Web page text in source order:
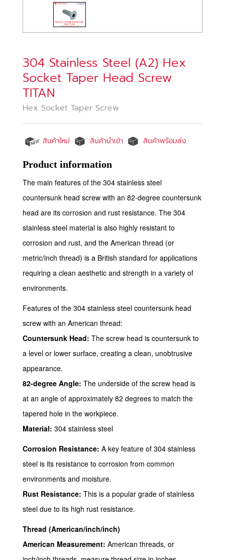
304 Stainless Steel (A2) Hex
Socket Taper Head Screw
TITAN
Hex Socket Taper Screw
สินค้าใหม่ สินค้านำเข้า สินค้าพร้อมส่ง
Product information
The main features of the 304 stainless steel
countersunk head screw with an 82-degree countersunk
head are its corrosion and rust resistance. The 304
stainless steel material is also highly resistant to
corrosion and rust, and the American thread (or
metric/inch thread) is a British standard for applications
requiring a clean aesthetic and strength in a variety of
environments.
Features of the 304 stainless steel countersunk head
screw with an American thread:
Countersunk Head: The screw head is countersunk to
a level or lower surface, creating a clean, unobtrusive
appearance.
82-degree Angle: The underside of the screw head is
at an angle of approximately 82 degrees to match the
tapered hole in the workpiece.
Material: 304 stainless steel
Corrosion Resistance: A key feature of 304 stainless
steel is its resistance to corrosion from common
environments and moisture.
Rust Resistance: This is a popular grade of stainless
steel due to its high rust resistance.
Thread (American/inch/inch)
American Measurement: American threads, or